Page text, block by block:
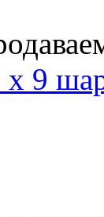
х 9